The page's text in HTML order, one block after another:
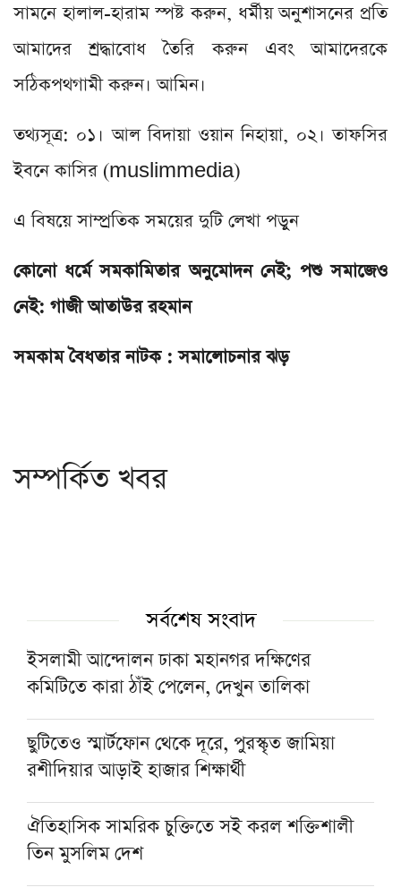
সামনে হালাল-হারাম স্পষ্ট করুন, ধর্মীয় অনুশাসনের প্রতি
আমাদের শ্রদ্ধাবোধ তৈরি করুন এবং আমাদেরকে
সঠিকপথগামী করুন। আমিন।
তথ্যসূত্র: ০১। আল বিদায়া ওয়ান নিহায়া, ০২। তাফসির
ইবনে কাসির (muslimmedia)
এ বিষয়ে সাম্প্রতিক সময়ের দুটি লেখা পড়ুন
কোনো ধর্মে সমকামিতার অনুমোদন নেই; পশু সমাজেও
নেই: গাজী আতাউর রহমান
সমকাম বৈধতার নাটক : সমালোচনার ঝড়
সম্পর্কিত খবর
সর্বশেষ সংবাদ
ইসলামী আন্দোলন ঢাকা মহানগর দক্ষিণের
কমিটিতে কারা ঠাঁই পেলেন, দেখুন তালিকা
ছুটিতেও স্মার্টফোন থেকে দূরে, পুরস্কৃত জামিয়া
রশীদিয়ার আড়াই হাজার শিক্ষার্থী
ঐতিহাসিক সামরিক চুক্তিতে সই করল শক্তিশালী
তিন মুসলিম দেশ